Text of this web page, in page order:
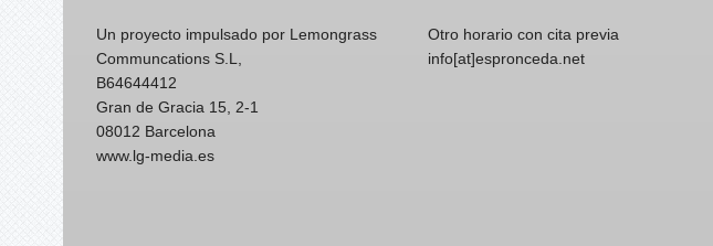
Un proyecto impulsado por Lemongrass
Communcations S.L,
B64644412
Gran de Gracia 15, 2-1
08012 Barcelona
www.lg-media.es
Otro horario con cita previa
info[at]espronceda.net